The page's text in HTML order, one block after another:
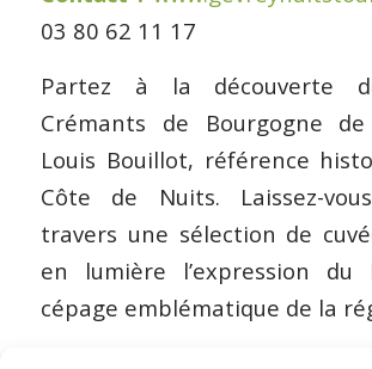
03 80 62 11 17
Partez à la découverte
Crémants de Bourgogne
Louis Bouillot, référence
Côte de Nuits. Laissez-
travers une sélection de
en lumière l’expression du
cépage emblématique de la